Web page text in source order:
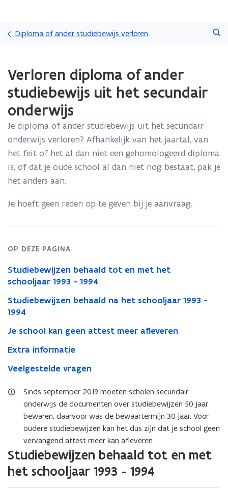
naar
gaan
Diploma of ander studiebewijs verloren
met
laden.
zich
op:
Verloren
diploma
ander
studiebewijs
het
secundair
Verloren diploma of ander
studiebewijs uit het secundair
onderwijs
Je diploma of ander studiebewijs uit het secundair
onderwijs verloren? Afhankelijk van het jaartal, van
het feit of het al dan niet een gehomologeerd diploma
is, of dat je oude school al dan niet nog bestaat, pak je
het anders aan.
Je hoeft geen reden op te geven bij je aanvraag.
OP DEZE PAGINA
Studiebewijzen behaald tot en met het
schooljaar 1993 - 1994
Studiebewijzen behaald na het schooljaar 1993 -
1994
Je school kan geen attest meer afleveren
Extra informatie
Veelgestelde vragen
Sinds september 2019 moeten scholen secundair
onderwijs de documenten over studiebewijzen 50 jaar
bewaren, daarvoor was de bewaartermijn 30 jaar. Voor
oudere studiebewijzen kan het dus zijn dat je school geen
vervangend attest meer kan afleveren.
Studiebewijzen behaald tot en met
het schooljaar 1993 - 1994